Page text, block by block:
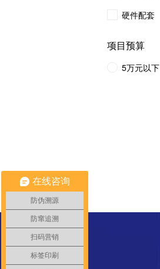
硬件配套
项目预算
5万元以下
在线咨询
防伪溯源
防窜追溯
扫码营销
标签印刷